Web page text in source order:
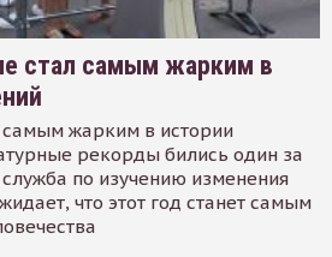
стал самым жарким в
самым жарким в истории
рекорды бились один за
по изучению изменения
что этот год станет самым